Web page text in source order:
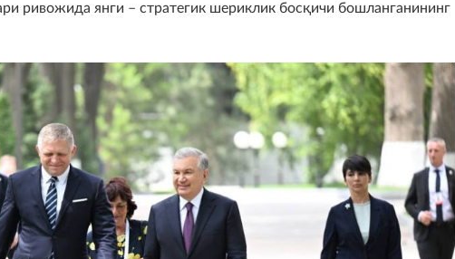
ривожида янги – стратегик шериклик босқичи бошланганининг